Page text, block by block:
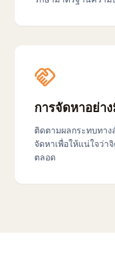
handshake
การจัดหาอย่า
ติดตามผลกระทบทาง
จัดหาเพื่อให้แน่ใจว่
ตลอด